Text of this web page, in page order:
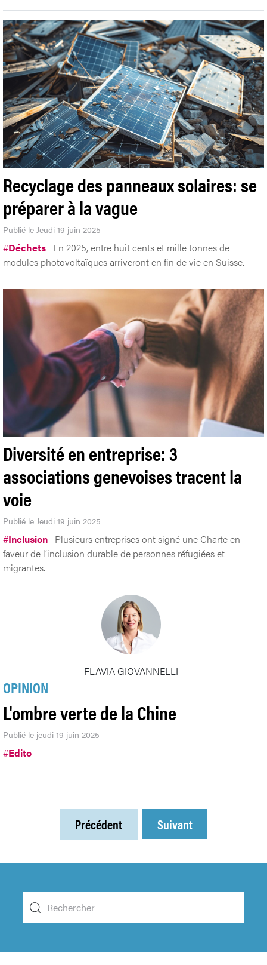
Recyclage des panneaux solaires: se
préparer à la vague
Publié le Jeudi 19 juin 2025
#Déchets En 2025, entre huit cents et mille tonnes de
modules photovoltaïques arriveront en fin de vie en Suisse.
Diversité en entreprise: 3
associations genevoises tracent la
voie
Publié le Jeudi 19 juin 2025
#Inclusion Plusieurs entreprises ont signé une Charte en
faveur de l’inclusion durable de personnes réfugiées et
migrantes.
FLAVIA GIOVANNELLI
OPINION
L'ombre verte de la Chine
Publié le jeudi 19 juin 2025
#Edito
Précédent Suivant